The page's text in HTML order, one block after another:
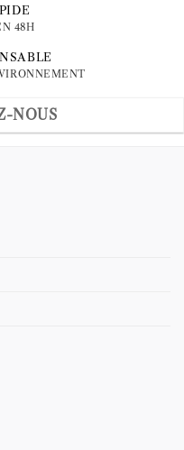
48H
NOUS